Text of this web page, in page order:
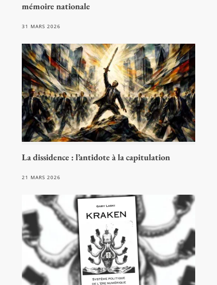
mémoire nationale
31 MARS 2026
La dissidence : l’antidote à la capitulation
21 MARS 2026